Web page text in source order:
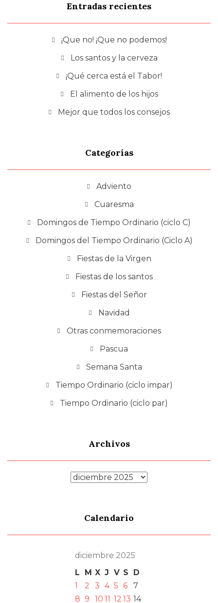
Entradas recientes
¡Que no! ¡Que no podemos!
Los santos y la cerveza
¡Qué cerca está el Tabor!
El alimento de los hijos
Mejor que todos los consejos
Categorías
Adviento
Cuaresma
Domingos de Tiempo Ordinario (ciclo C)
Domingos del Tiempo Ordinario (Ciclo A)
Fiestas de la Virgen
Fiestas de los santos
Fiestas del Señor
Navidad
Otras conmemoraciones
Pascua
Semana Santa
Tiempo Ordinario (ciclo impar)
Tiempo Ordinario (ciclo par)
Archivos
Archivos
Calendario
diciembre 2025
L
M X J V S
D
1
2 3 4 5 6
7
8 9 10 11 12 13 14